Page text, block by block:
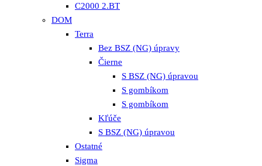
C2000 2.BT
DOM
Terra
Bez BSZ (NG) úpravy
Čierne
S BSZ (NG) úpravou
S gombíkom
S gombíkom
Kľúče
S BSZ (NG) úpravou
Ostatné
Sigma